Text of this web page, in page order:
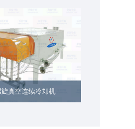
旋真空连续冷却机